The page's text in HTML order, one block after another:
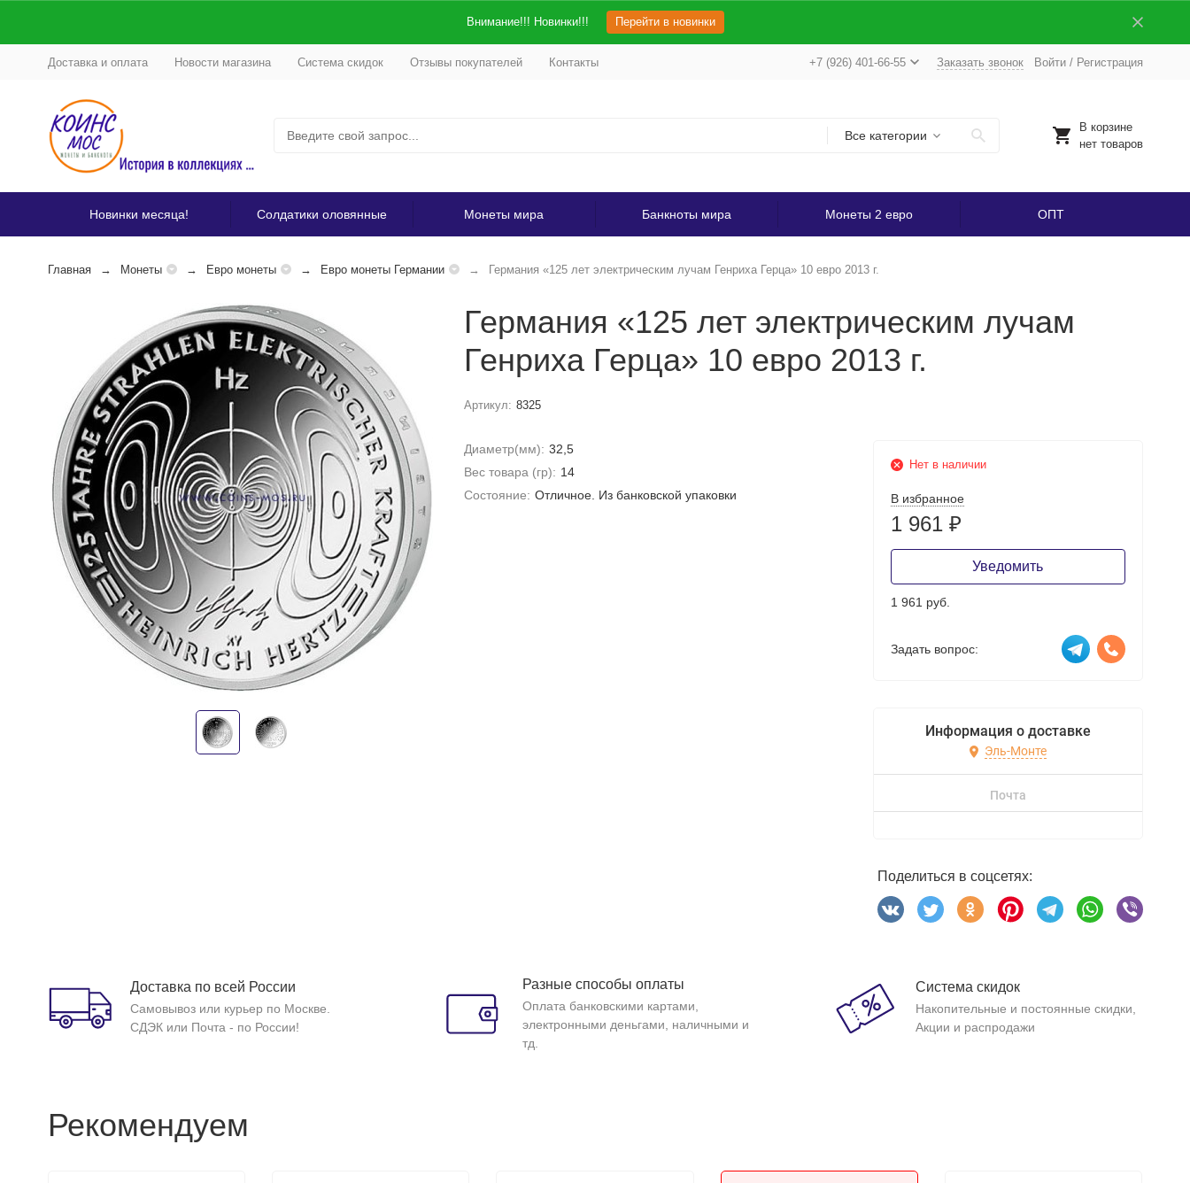
Внимание!!! Новинки!!! Перейти в новинки
Доставка и оплата Новости магазина Система скидок Отзывы покупателей Контакты +7 (926) 401-66-55 Заказать звонок Войти/ Регистрация
Все категории
В корзине
нет товаров
Новинки месяца! Солдатики оловянные Монеты мира Банкноты мира Монеты 2 евро ОПТ
Главная Монеты Евро монеты Евро монеты Германии Германия «125 лет электрическим лучам Генриха Герца» 10 евро 2013 г.
Германия «125 лет электрическим лучам
Генриха Герца» 10 евро 2013 г.
Артикул: 8325
Диаметр(мм): 32,5
Вес товара (гр): 14
Состояние: Отличное. Из банковской упаковки
Нет в наличии
В избранное
1 961 ₽
Уведомить
1 961 руб.
Задать вопрос:
Информация о доставке
Эль-Монте
Почта
Поделиться в соцсетях:
Доставка по всей России
Самовывоз или курьер по Москве.
СДЭК или Почта - по России!
Разные способы оплаты
Оплата банковскими картами,
электронными деньгами, наличными и
тд.
Система скидок
Накопительные и постоянные скидки,
Акции и распродажи
Рекомендуем